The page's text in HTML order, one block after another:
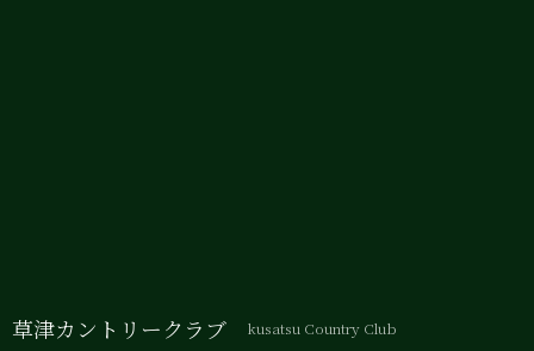
草津カントリークラブ kusatsu Country Club